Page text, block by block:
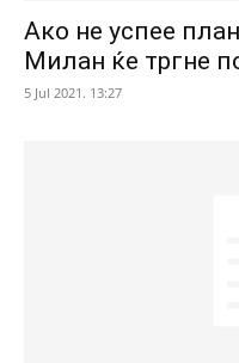
Ако не успее
Милан ќе тргне
5 Jul 2021. 13:27